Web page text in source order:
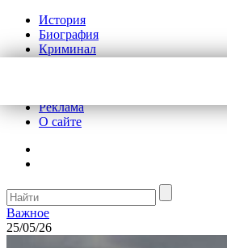
История
Биография
Криминал
Реклама
О сайте
Важное
25/05/26